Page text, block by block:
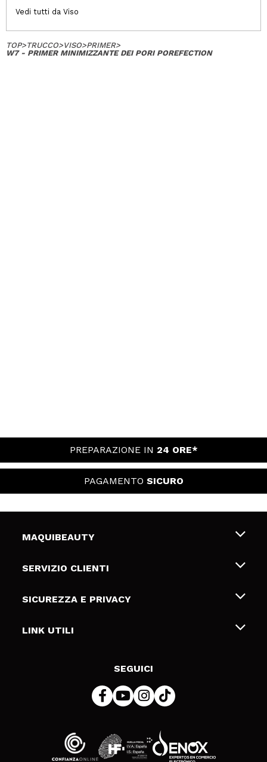
Vedi tutti da Viso
TOP>TRUCCO>VISO>PRIMER>
W7 - PRIMER MINIMIZZANTE DEI PORI POREFECTION
PREPARAZIONE IN 24 ORE*
PAGAMENTO SICURO
MAQUIBEAUTY
Chi siamo
Gift Cards
SERVIZIO CLIENTI
Spedizioni & Resi
Metodi di pagamamento
SICUREZZA E PRIVACY
Termini e condizioni
LINK UTILI
SEGUICI